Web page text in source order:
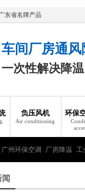
东省名牌产品
车间厂房通
一次性解决降
负压风机
Air conditioning
环保
广州环保空调 厂房降温 工